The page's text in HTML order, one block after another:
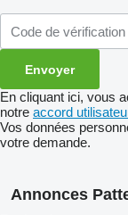
En cliquant ici, vous
notre accord
Vos données
votre demande.
Annonces